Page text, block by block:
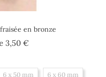
en bronze
3,50 €Prix
6 x 50 mm 6 x 60 mm